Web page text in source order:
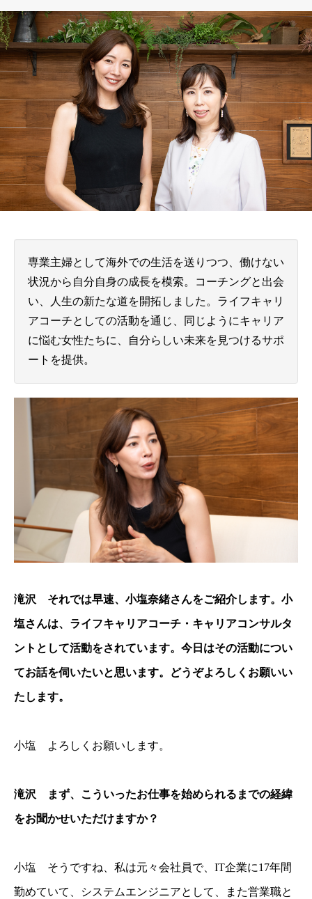
専業主婦として海外での生活を送りつつ、働けない
状況から自分自身の成長を模索。コーチングと出会
い、人生の新たな道を開拓しました。ライフキャリ
アコーチとしての活動を通じ、同じようにキャリア
に悩む女性たちに、自分らしい未来を見つけるサポ
ートを提供。
滝沢 それでは早速、小塩奈緒さんをご紹介します。小
塩さんは、ライフキャリアコーチ・キャリアコンサルタ
ントとして活動をされています。今日はその活動につい
てお話を伺いたいと思います。どうぞよろしくお願いい
たします。
小塩 よろしくお願いします。
滝沢 まず、こういったお仕事を始められるまでの経緯
をお聞かせいただけますか？
小塩 そうですね、私は元々会社員で、IT企業に17年間
勤めていて、システムエンジニアとして、また営業職と